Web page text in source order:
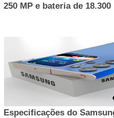
250 MP e bateria de 18.300
Especificações do